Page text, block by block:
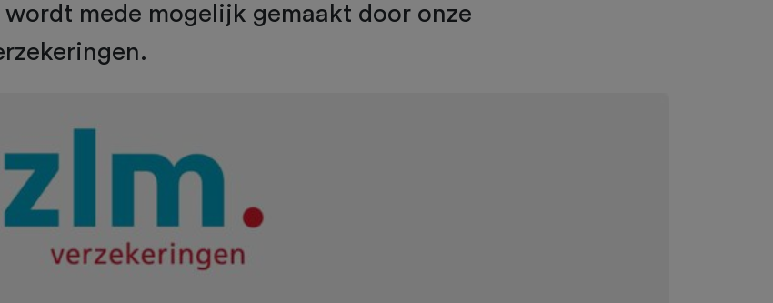
mede mogelijk gemaakt door onze